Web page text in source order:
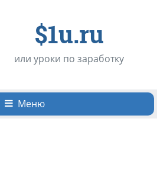
$1u.ru
или уроки по заработку
Меню